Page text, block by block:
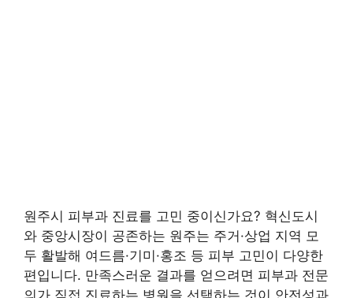
원주시 피부과 진료를 고민 중이신가요? 혁신도시
와 중앙시장이 공존하는 원주는 주거·상업 지역 모
두 활발해 여드름·기미·홍조 등 피부 고민이 다양한
편입니다. 만족스러운 결과를 얻으려면 피부과 전문
의가 직접 진료하는 병원을 선택하는 것이 안전성과